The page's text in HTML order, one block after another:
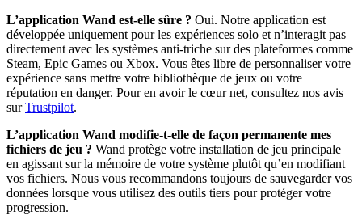
L’application Wand est-elle sûre ? Oui. Notre application est
développée uniquement pour les expériences solo et n’interagit pas
directement avec les systèmes anti-triche sur des plateformes comme
Steam, Epic Games ou Xbox. Vous êtes libre de personnaliser votre
expérience sans mettre votre bibliothèque de jeux ou votre
réputation en danger. Pour en avoir le cœur net, consultez nos avis
surTrustpilot.
L’application Wand modifie-t-elle de façon permanente mes
fichiers de jeu ? Wand protège votre installation de jeu principale
en agissant sur la mémoire de votre système plutôt qu’en modifiant
vos fichiers. Nous vous recommandons toujours de sauvegarder vos
données lorsque vous utilisez des outils tiers pour protéger votre
progression.